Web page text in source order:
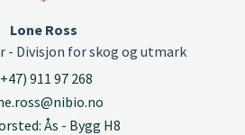
Lone Ross
- Divisjon for skog og utmark
911 97 268
Ås - Bygg H8